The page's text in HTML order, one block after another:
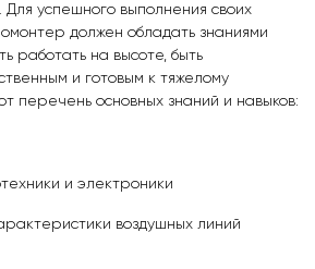
успешного выполнения своих
должен обладать знаниями
работать на высоте, быть
и готовым к тяжелому
перечень основных знаний и навыков:
и электроники
воздушных линий